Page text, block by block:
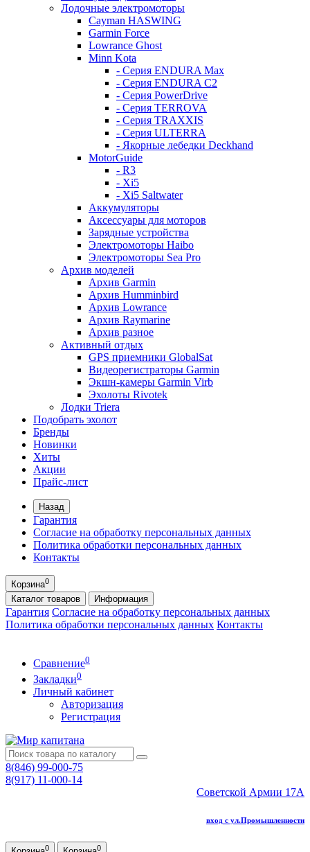
Лодочные электромоторы
Cayman HASWING
Garmin Force
Lowrance Ghost
Minn Kota
- Серия ENDURA Max
- Серия ENDURA C2
- Серия PowerDrive
- Серия TERROVA
- Серия TRAXXIS
- Серия ULTERRA
- Якорные лебедки Deckhand
MotorGuide
- R3
- Xi5
- Xi5 Saltwater
Аккумуляторы
Аксессуары для моторов
Зарядные устройства
Электромоторы Haibo
Электромоторы Sea Pro
Архив моделей
Архив Garmin
Архив Humminbird
Архив Lowrance
Архив Raymarine
Архив разное
Активный отдых
GPS приемники GlobalSat
Видеорегистраторы Garmin
Экшн-камеры Garmin Virb
Эхолоты Rivotek
Лодки Triera
Подобрать эхолот
Бренды
Новинки
Хиты
Акции
Прайс-лист
Назад
Гарантия
Согласие на обработку персональных данных
Политика обработки персональных данных
Контакты
Корзина0
Каталог товаров Информация
Гарантия Согласие на обработку персональных данных
Политика обработки персональных данных Контакты
Сравнение0
Закладки0
Личный кабинет
Авторизация
Регистрация
8(846) 99-000-75
8(917) 11-000-14
Советской Армии 17А
вход с ул.Промышленности
0 0